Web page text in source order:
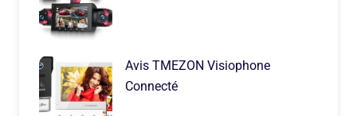
Avis TMEZON Visiophone
Connecté